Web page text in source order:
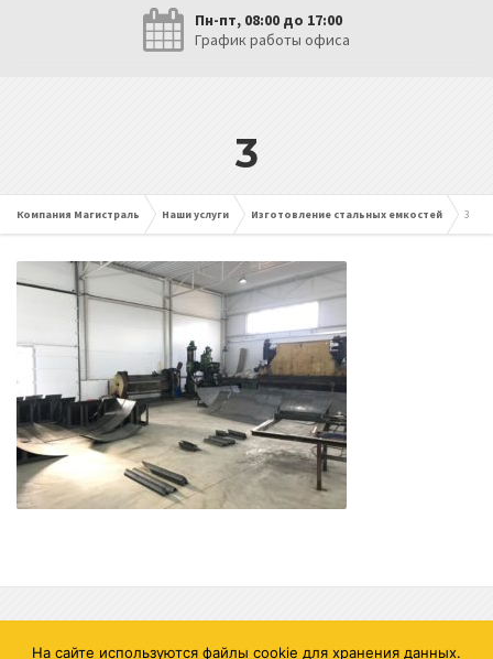
Пн-пт, 08:00 до 17:00
График работы офиса
3
Компания Магистраль Наши услуги Изготовление стальных емкостей 3
Все права защищены. г. Воронеж, ул. Остужева, д. 66А, офис С3. 8
На сайте используются файлы cookie для хранения данных.